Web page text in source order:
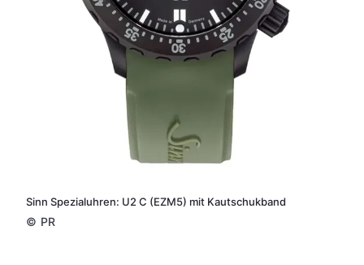
Sinn Spezialuhren: U2 C (EZM5) mit Kautschukband
© PR